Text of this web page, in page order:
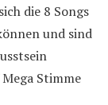
die 8 Songs
und sind
Stimme